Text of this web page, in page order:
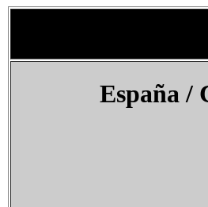
España/